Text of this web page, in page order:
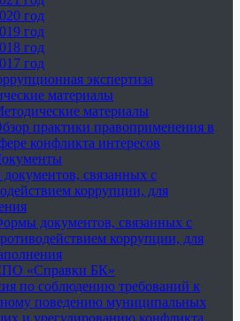
год
год
год
год
экспертиза
материалы
материалы
практики правоприменения в
конфликта интересов
связанных с
коррупции, для
документов, связанных с
коррупции, для
«Справки БК»
по соблюдению требований к
поведению муниципальных
и урегулированию конфликта